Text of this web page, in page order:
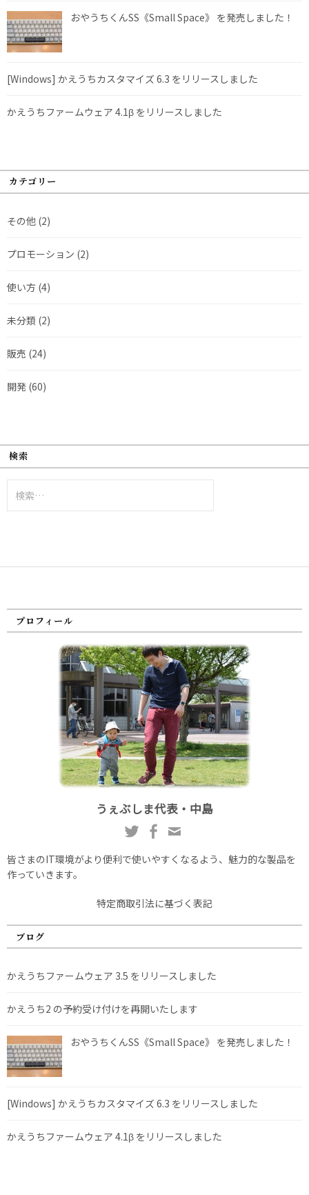
おやうちくんSS《Small Space》 を発売しました！
[Windows] かえうちカスタマイズ 6.3 をリリースしました
かえうちファームウェア 4.1β をリリースしました
カテゴリー
その他 (2)
プロモーション (2)
使い方 (4)
未分類 (2)
販売 (24)
開発 (60)
検索
索:
プロフィール
うぇぶしま代表・中島
皆さまのIT環境がより便利で使いやすくなるよう、魅力的な製品を
作っていきます。
特定商取引法に基づく表記
ブログ
かえうちファームウェア 3.5 をリリースしました
かえうち2 の予約受け付けを再開いたします
おやうちくんSS《Small Space》 を発売しました！
[Windows] かえうちカスタマイズ 6.3 をリリースしました
かえうちファームウェア 4.1β をリリースしました